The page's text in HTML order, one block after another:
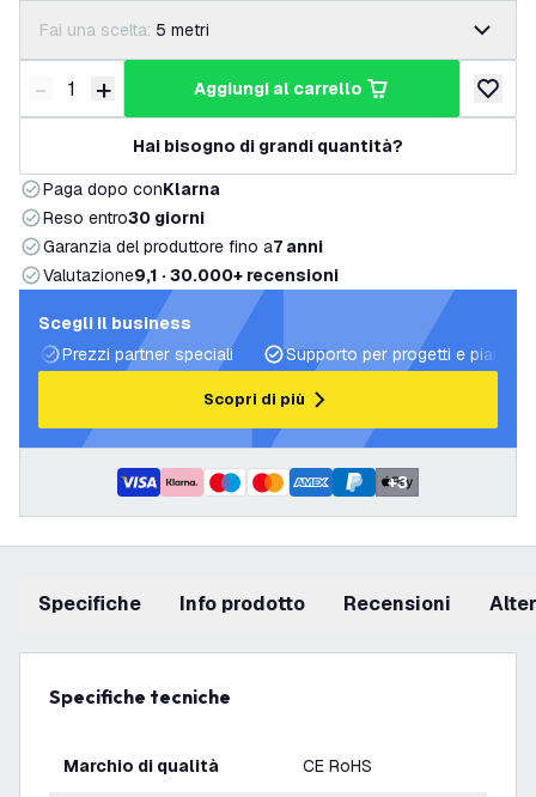
Fai una scelta: 5 metri
Riduci quantità
- Aumenta quantità
+ aggiungi al carrello
Hai bisogno di grandi quantità?
Paga dopo conKlarna
Reso entro30 giorni
Garanzia del produttore fino a7 anni
Valutazione9,1 · 30.000+ recensioni
Scegli il business
Prezzi partner speciali
Supporto per progetti e piani di
Scopri di più
+3
Specifiche info prodotto recensioni
Specifiche tecniche
Marchio di qualità CE RoHS